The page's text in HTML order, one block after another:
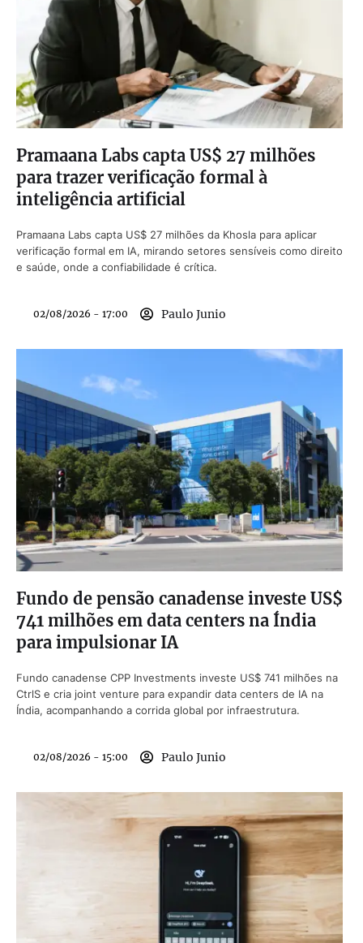
Pramaana Labs capta US$ 27 milhões
para trazer verificação formal à
inteligência artificial
Pramaana Labs capta US$ 27 milhões da Khosla para aplicar
verificação formal em IA, mirando setores sensíveis como direito
e saúde, onde a confiabilidade é crítica.
02/08/2026 - 17:00 Paulo Junio
Fundo de pensão canadense investe US$
741 milhões em data centers na Índia
para impulsionar IA
Fundo canadense CPP Investments investe US$ 741 milhões na
CtrlS e cria joint venture para expandir data centers de IA na
Índia, acompanhando a corrida global por infraestrutura.
02/08/2026 - 15:00 Paulo Junio